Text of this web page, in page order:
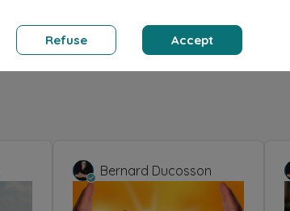
Bernard Ducosson
Refuse Accept